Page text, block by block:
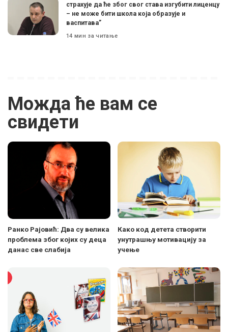
страхује да ће због свог става изгубити лиценцу
– не може бити школа која образује и
васпитава”
14 мин за читање
Можда ће вам се
свидети
Ранко Рајовић: Два су велика
проблема због којих су деца
данас све слабија
Како код детета створити
унутрашњу мотивацију за
учење